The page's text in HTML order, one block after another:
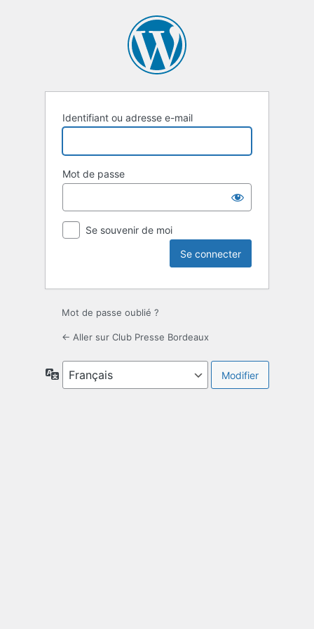
Identifiant ou adresse e-mail
Mot de passe
Se souvenir de moi
Mot de passe oublié ?
← Aller sur Club Presse Bordeaux
Langue